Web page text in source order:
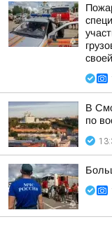
В
по